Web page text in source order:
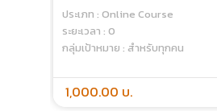
ประเภท : Online Course
ระยะเวลา : 0
กลุ่มเป้าหมาย : สำหรับทุกคน
1,000.00 บ.